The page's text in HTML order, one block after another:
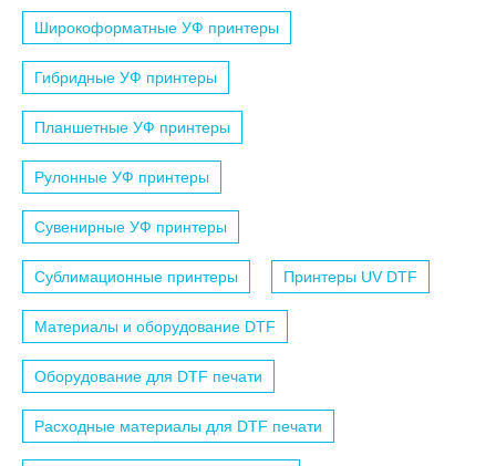
Широкоформатные УФ принтеры
Гибридные УФ принтеры
Планшетные УФ принтеры
Рулонные УФ принтеры
Сувенирные УФ принтеры
Сублимационные принтеры Принтеры UV DTF
Материалы и оборудование DTF
Оборудование для DTF печати
Расходные материалы для DTF печати